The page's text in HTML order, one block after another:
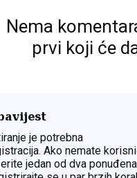
Nema
prvi koji će
je potrebna
Ako nemate
jedan od dva ponuđena